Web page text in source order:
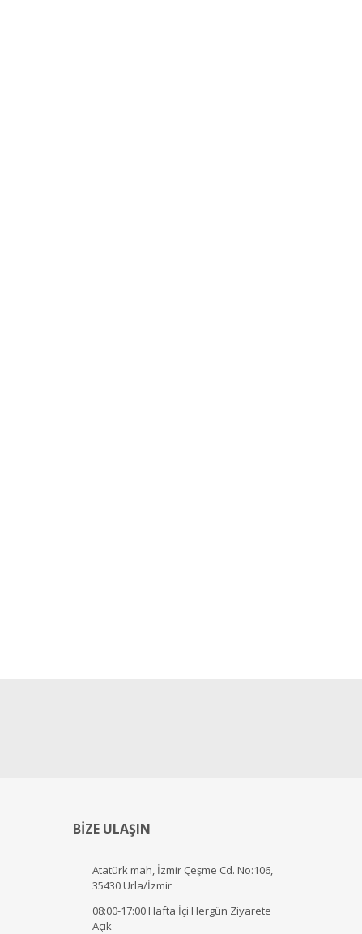
BİZE ULAŞIN
Atatürk mah, İzmir Çeşme Cd. No:106,
35430 Urla/İzmir
08:00-17:00 Hafta İçi Hergün Ziyarete
Açık